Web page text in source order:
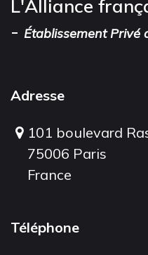
L'Alliance
- Établissement Privé
Adresse
101 boulevard
75006 Paris
France
Téléphone